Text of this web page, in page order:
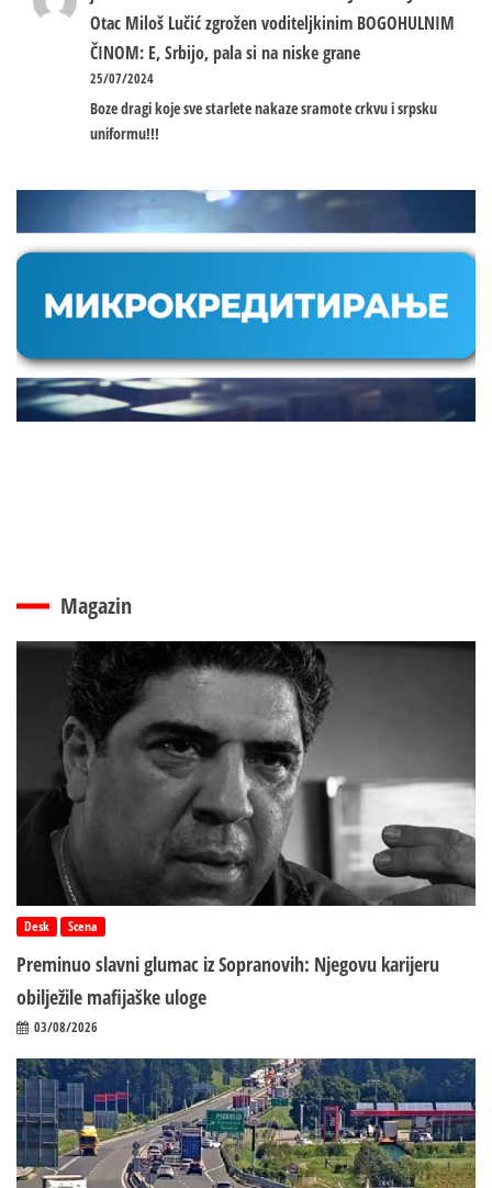
Otac Miloš Lučić zgrožen voditeljkinim BOGOHULNIM
ČINOM: E, Srbijo, pala si na niske grane
25/07/2024
Boze dragi koje sve starlete nakaze sramote crkvu i srpsku
uniformu!!!
Magazin
Desk Scena
Preminuo slavni glumac iz Sopranovih: Njegovu karijeru
obilježile mafijaške uloge
03/08/2026